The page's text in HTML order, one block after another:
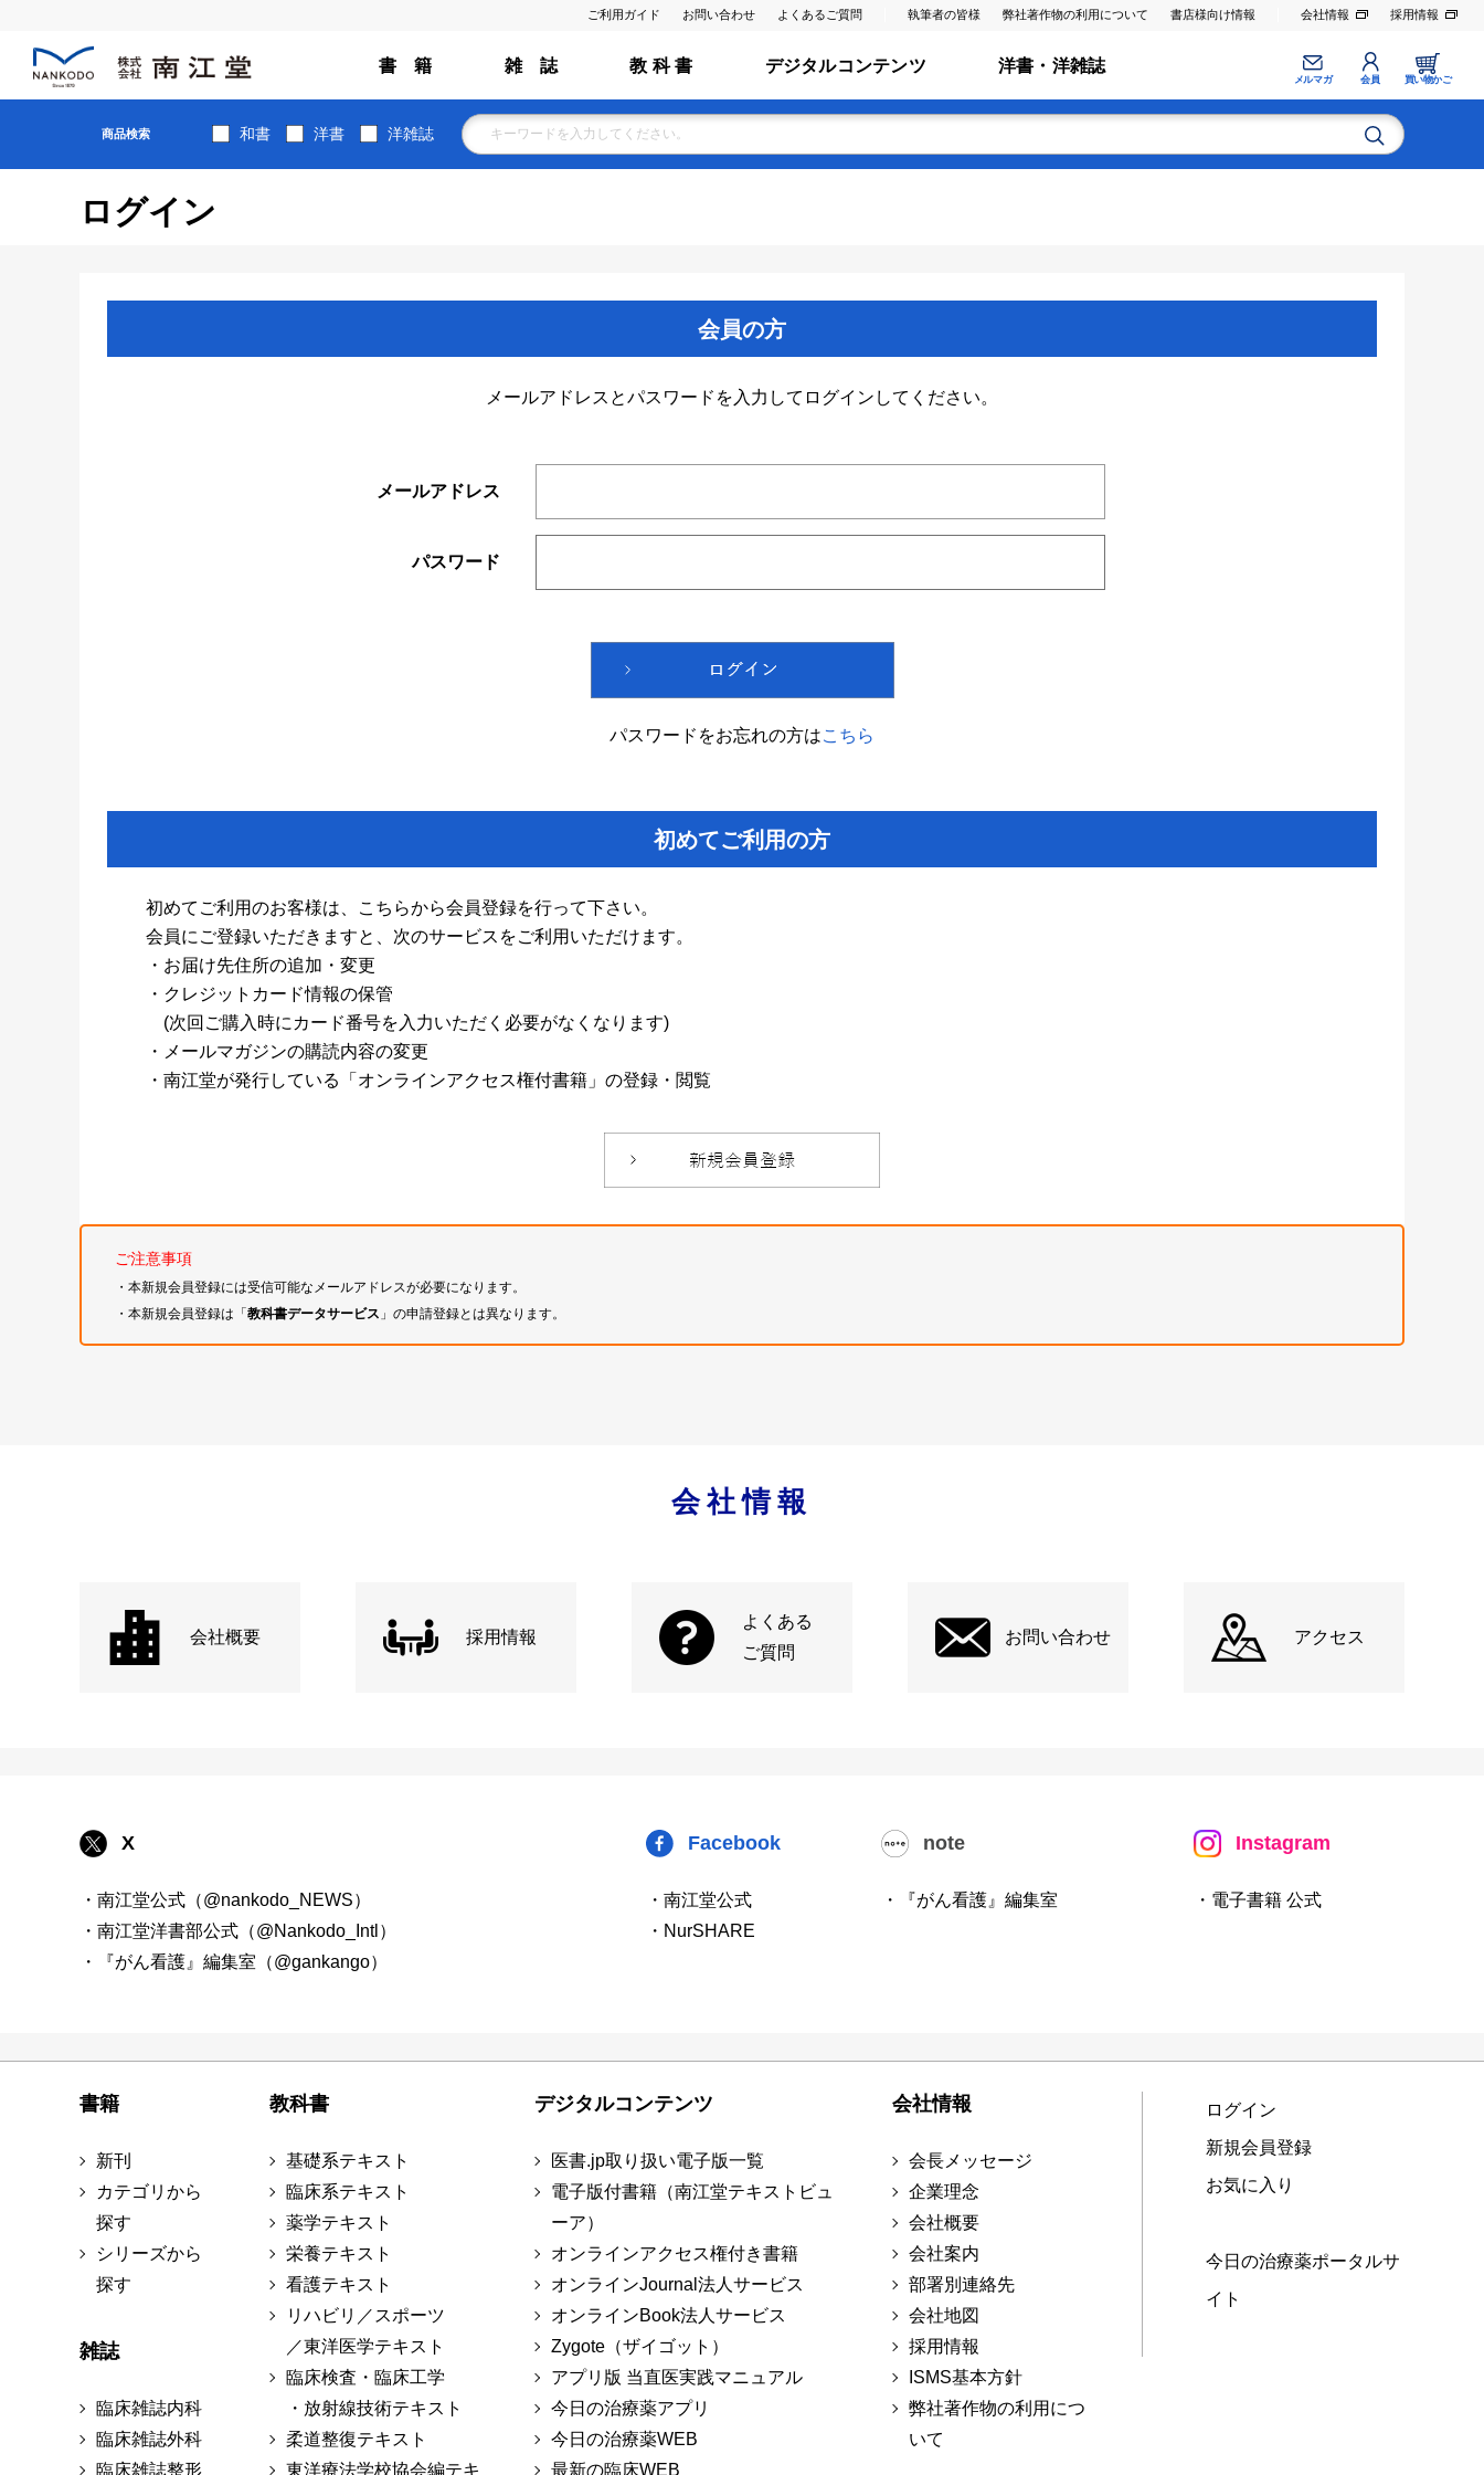
ご利用ガイド お問い合わせ よくあるご質問 執筆者の皆様 弊社著作物の利用について 書店様向け情報 会社情報 採用情報
書 籍 雑 誌 教 科 書 デジタルコンテンツ 洋書・洋雑誌
メルマガ 会員 買い物かご
商品検索 和書 洋書 洋雑誌
ログイン
会員の方
メールアドレスとパスワードを入力してログインしてください。
メールアドレス
パスワード
パスワードをお忘れの方はこちら
初めてご利用の方
初めてご利用のお客様は、こちらから会員登録を行って下さい。
会員にご登録いただきますと、次のサービスをご利用いただけます。
・お届け先住所の追加・変更
・クレジットカード情報の保管
(次回ご購入時にカード番号を入力いただく必要がなくなります)
・メールマガジンの購読内容の変更
・南江堂が発行している「オンラインアクセス権付書籍」の登録・閲覧
ご注意事項
・本新規会員登録には受信可能なメールアドレスが必要になります。
・本新規会員登録は「教科書データサービス 」の申請登録とは異なります。
会社情報
会社概要 採用情報
よくある
ご質問
お問い合わせ アクセス
X
・南江堂公式（@nankodo_NEWS）
・南江堂洋書部公式（@Nankodo_Intl）
・『がん看護』編集室（@gankango）
Facebook
・南江堂公式
・NurSHARE
note
・『がん看護』編集室
Instagram
・電子書籍 公式
書籍
新刊
カテゴリから
探す
シリーズから
探す
雑誌
臨床雑誌内科
臨床雑誌外科
臨床雑誌整形
教科書
基礎系テキスト
臨床系テキスト
薬学テキスト
栄養テキスト
看護テキスト
リハビリ／スポーツ
／東洋医学テキスト
臨床検査・臨床工学
・放射線技術テキスト
柔道整復テキスト
東洋療法学校協会編テキ
デジタルコンテンツ
医書.jp取り扱い電子版一覧
電子版付書籍（南江堂テキストビュ
ーア）
オンラインアクセス権付き書籍
オンラインJournal法人サービス
オンラインBook法人サービス
Zygote（ザイゴット）
アプリ版 当直医実践マニュアル
今日の治療薬アプリ
今日の治療薬WEB
最新の臨床WEB
会社情報
会長メッセージ
企業理念
会社概要
会社案内
部署別連絡先
会社地図
採用情報
ISMS基本方針
弊社著作物の利用につ
いて
ログイン
新規会員登録
お気に入り
今日の治療薬ポータルサ
イト